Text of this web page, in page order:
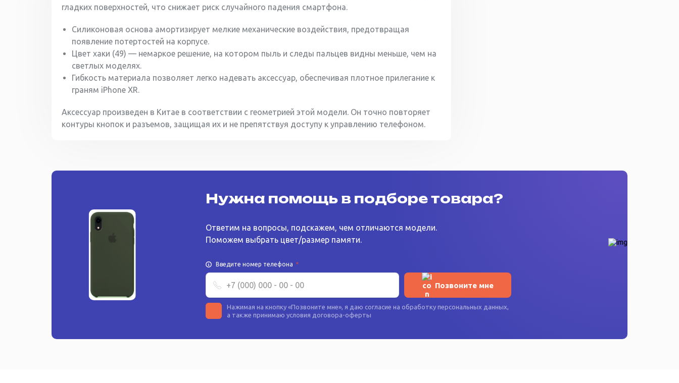
гладких поверхностей, что снижает риск случайного падения смартфона.
Силиконовая основа амортизирует мелкие механические воздействия, предотвращая
появление потертостей на корпусе.
Цвет хаки (49) — немаркое решение, на котором пыль и следы пальцев видны меньше, чем на
светлых моделях.
Гибкость материала позволяет легко надевать аксессуар, обеспечивая плотное прилегание к
граням iPhone XR.
Аксессуар произведен в Китае в соответствии с геометрией этой модели. Он точно повторяет
контуры кнопок и разъемов, защищая их и не препятствуя доступу к управлению телефоном.
Нужна помощь в подборе товара?
Ответим на вопросы, подскажем, чем отличаются модели.
Поможем выбрать цвет/размер памяти.
Введите номер телефона *
Позвоните мне
Нажимая на кнопку «Позвоните мне», я даю согласие на обработку персональных данных,
а также принимаю условия договора-оферты